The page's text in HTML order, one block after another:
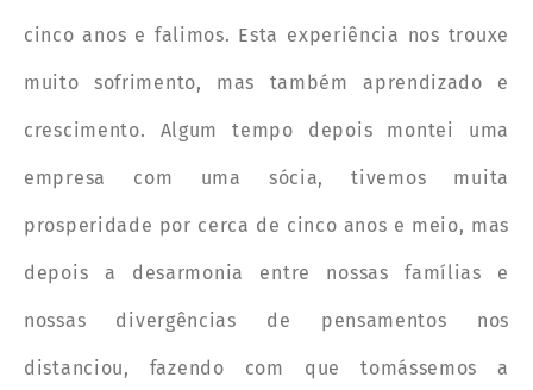
cinco anos e falimos. Esta experiência nos trouxe
muito sofrimento, mas também aprendizado e
crescimento. Algum tempo depois montei uma
empresa com uma sócia, tivemos muita
prosperidade por cerca de cinco anos e meio, mas
depois a desarmonia entre nossas famílias e
nossas divergências de pensamentos nos
distanciou, fazendo com que tomássemos a